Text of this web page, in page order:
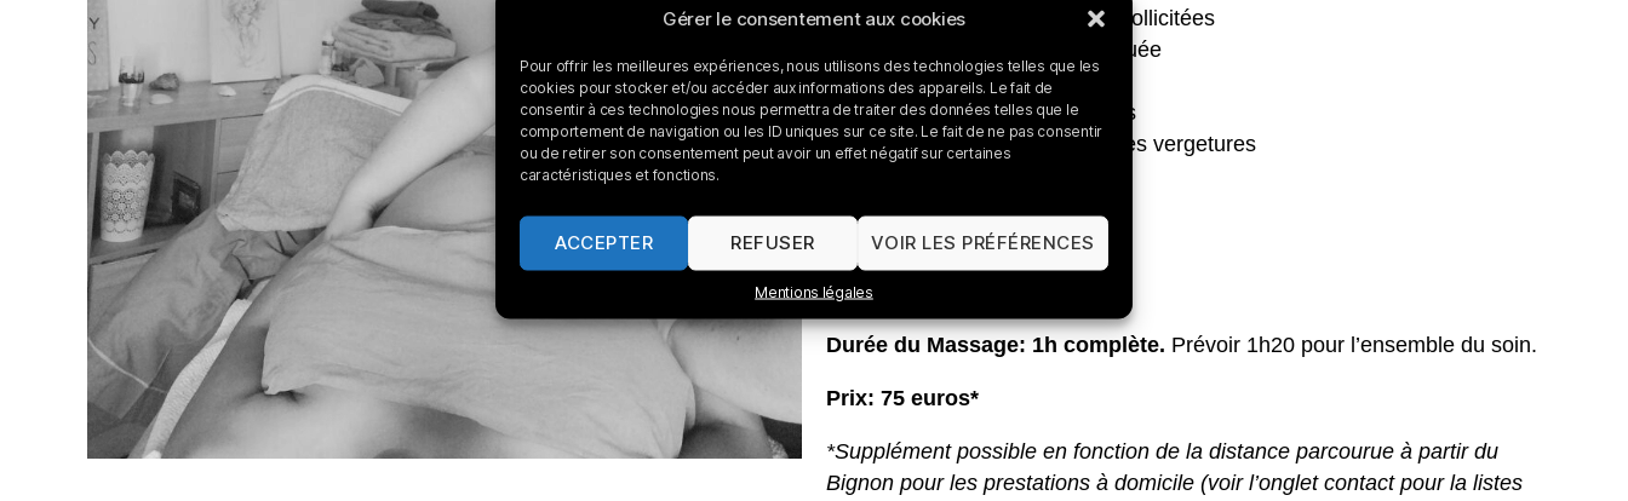
Gérer le consentement aux cookies
Pour offrir les meilleures expériences, nous utilisons des technologies telles que les
cookies pour stocker et/ou accéder aux informations des appareils. Le fait de
consentir à ces technologies nous permettra de traiter des données telles que le
comportement de navigation ou les ID uniques sur ce site. Le fait de ne pas consentir
ou de retirer son consentement peut avoir un effet négatif sur certaines
caractéristiques et fonctions.
ACCEPTER REFUSER VOIR LES PRÉFÉRENCES
Mentions légales
musculosquelettiques très sollicitées
Relance une digestion bloquée
Améliore la respiration
Aide à diminuer les nausées
Nourrit la peau et prévient les vergetures
Tarifs
Durée du Massage: 1h complète. Prévoir 1h20 pour l’ensemble du soin.
Prix: 75 euros*
*Supplément possible en fonction de la distance parcourue à partir du
Bignon pour les prestations à domicile (voir l’onglet contact pour la listes